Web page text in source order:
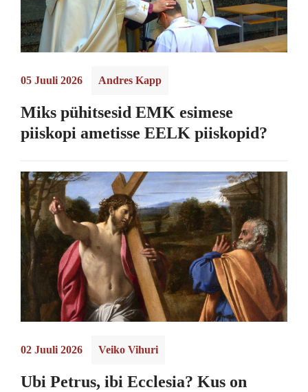
05 Juuli 2026 Andres Kapp
Miks pühitsesid EMK esimese
piiskopi ametisse EELK piiskopid?
02 Juuli 2026 Veiko Vihuri
Ubi Petrus, ibi Ecclesia? Kus on